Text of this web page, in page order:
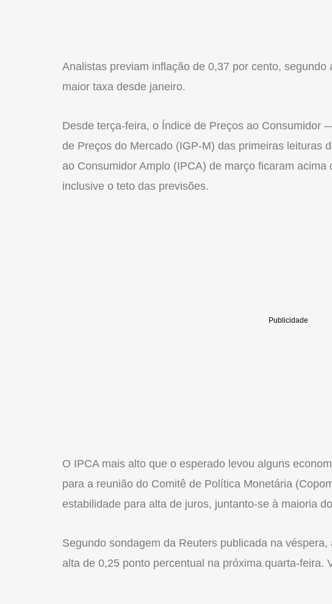
Analistas previam inflação de 0,37 por cento,
maior taxa desde janeiro.
Desde terça-feira, o Índice de Preços ao Consumidor
de Preços do Mercado (IGP-M) das primeiras leituras
ao Consumidor Amplo (IPCA) de março ficaram
inclusive o teto das previsões.
O IPCA mais alto que o esperado levou alguns
para a reunião do Comitê de Política Monetária
estabilidade para alta de juros, juntanto-se à maioria
Segundo sondagem da Reuters publicada na
alta de 0,25 ponto percentual na próxima quarta-feira.